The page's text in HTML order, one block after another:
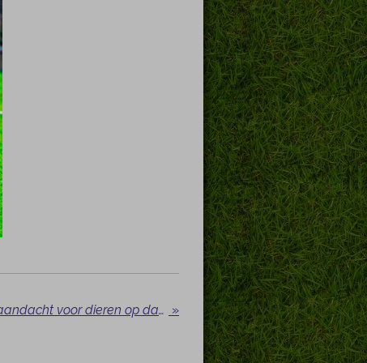
Volop voetbalplezier én aandacht voor dieren op dag 2! »